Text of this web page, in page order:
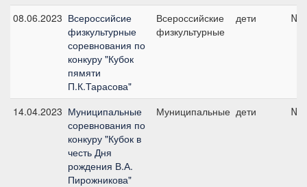
08.06.2023 Всероссийсие
физкультурные
соревнования по
конкуру "Кубок
пямяти
П.К.Тарасова"
Всероссийские
физкультурные
дети
14.04.2023 Муниципальные
соревнования по
конкуру "Кубок в
честь Дня
рождения В.А.
Пирожникова"
Муниципальные дети